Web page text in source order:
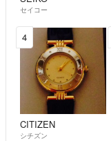
セイコー
4
CITIZEN
シチズン